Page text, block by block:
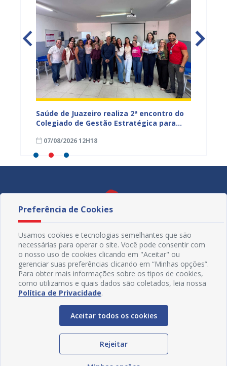
Saúde de Juazeiro realiza 2ª encontro do
Colegiado de Gestão Estratégica para
monitoramento do SUS
07/08/2026 12H18
Redes Sociais
Preferência de Cookies
Usamos cookies e tecnologias semelhantes que são
necessárias para operar o site. Você pode consentir com
o nosso uso de cookies clicando em "Aceitar" ou
gerenciar suas preferências clicando em “Minhas opções”.
Para obter mais informações sobre os tipos de cookies,
como utilizamos e quais dados são coletados, leia nossa
Política de Privacidade.
Aceitar todos os cookies
Rejeitar